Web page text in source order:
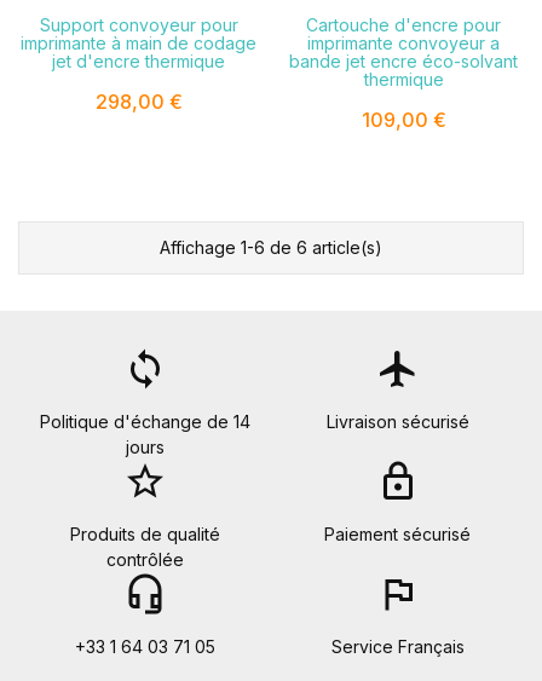
Support convoyeur pour
imprimante à main de codage
jet d'encre thermique
298,00 €
Cartouche d'encre pour
imprimante convoyeur a
bande jet encre éco-solvant
thermique
109,00 €
Affichage 1-6 de 6 article(s)
loop
Politique d'échange de 14
jours
flight
Livraison sécurisé
star_border
Produits de qualité
contrôlée
lock
Paiement sécurisé
headset_mic
+33 1 64 03 71 05
flag
Service Français